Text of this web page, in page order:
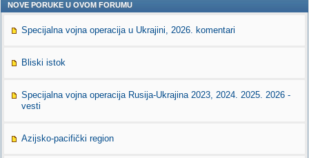
NOVE PORUKE U OVOM FORUMU
Specijalna vojna operacija u Ukrajini, 2026. komentari
Bliski istok
Specijalna vojna operacija Rusija-Ukrajina 2023, 2024. 2025. 2026 -
vesti
Azijsko-pacifički region